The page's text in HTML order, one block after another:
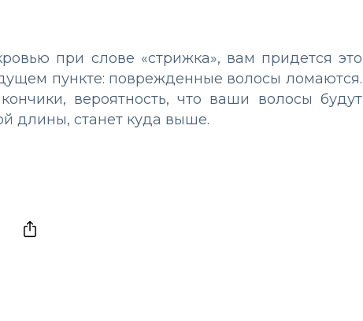
при слове «стрижка», вам придется это
пункте: поврежденные волосы ломаются.
вероятность, что ваши волосы будут
длины, станет куда выше.